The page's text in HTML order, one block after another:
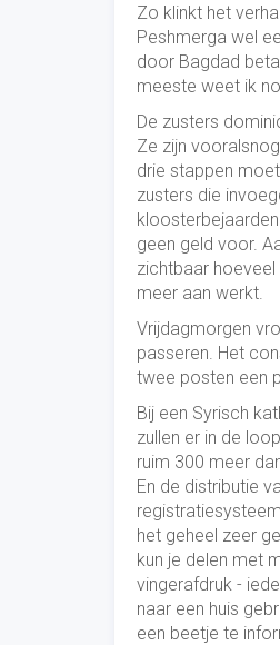
Zo klinkt het
Peshmerga wel
door Bagdad
meeste weet ik
De zusters
Ze zijn
drie stappen
zusters die
geen geld voor.
zichtbaar
meer aan werkt.
Vrijdagmorgen
passeren. Het
twee posten een
Bij een Syrisch
zullen er in de
ruim 300 meer
En de distributie
het geheel zeer
kun je delen met
vingerafdruk -
naar een huis
een beetje te